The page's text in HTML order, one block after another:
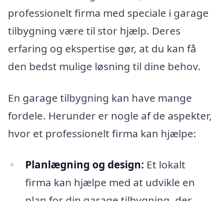
professionelt firma med speciale i garage
tilbygning være til stor hjælp. Deres
erfaring og ekspertise gør, at du kan få
den bedst mulige løsning til dine behov.
En garage tilbygning kan have mange
fordele. Herunder er nogle af de aspekter,
hvor et professionelt firma kan hjælpe:
Planlægning og design: Et lokalt
firma kan hjælpe med at udvikle en